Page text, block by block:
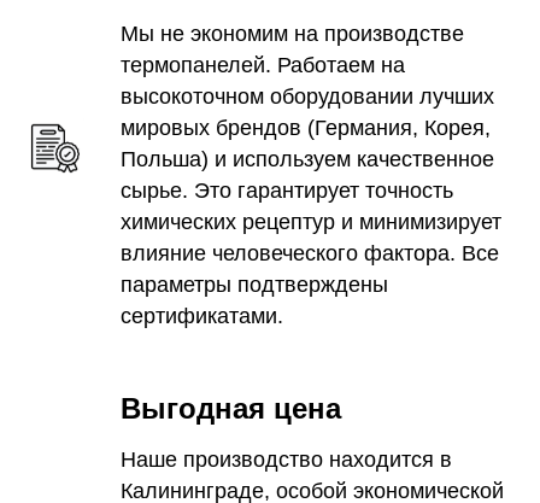
Мы не экономим на производстве
термопанелей. Работаем на
высокоточном оборудовании лучших
мировых брендов (Германия, Корея,
Польша) и используем качественное
сырье. Это гарантирует точность
химических рецептур и минимизирует
влияние человеческого фактора. Все
параметры подтверждены
сертификатами.
Выгодная цена
Наше производство находится в
Калининграде, особой экономической